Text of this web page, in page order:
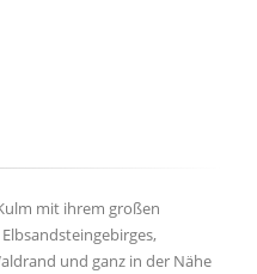
mit ihrem großen
und ganz in der Nähe